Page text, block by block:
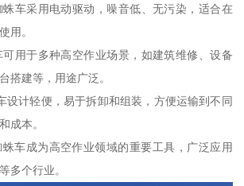
车采用电动驱动，噪音低、无污染，适合在
用。
用于多种高空作业场景，如建筑维修、设备
搭建等，用途广泛。
设计轻便，易于拆卸和组装，方便运输到不同
成本。
车成为高空作业领域的重要工具，广泛应用
多个行业。